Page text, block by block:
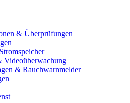
& Überprüfungen
Videoüberwachung
& Rauchwarnmelder